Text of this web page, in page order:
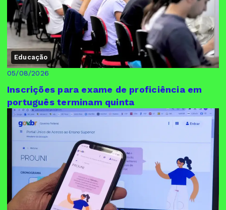
Educação
05/08/2026
Inscrições para exame de proficiência em
português terminam quinta